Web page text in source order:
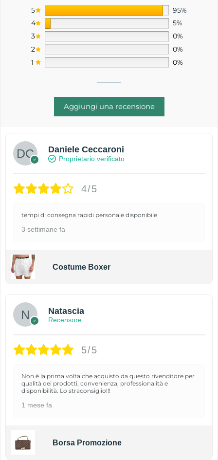
5
95%
4
5%
3
0%
2
0%
1
0%
Aggiungi una recensione
Daniele Ceccaroni
Proprietario verificato
4/5
tempi di consegna rapidi personale disponibile
3 settimane fa
Costume Boxer
Natascia
Recensore
5/5
Non è la prima volta che acquisto da questo rivenditore per
qualità dei prodotti, convenienza, professionalità e
disponibilità. Lo straconsiglio!!!
1 mese fa
Borsa Promozione